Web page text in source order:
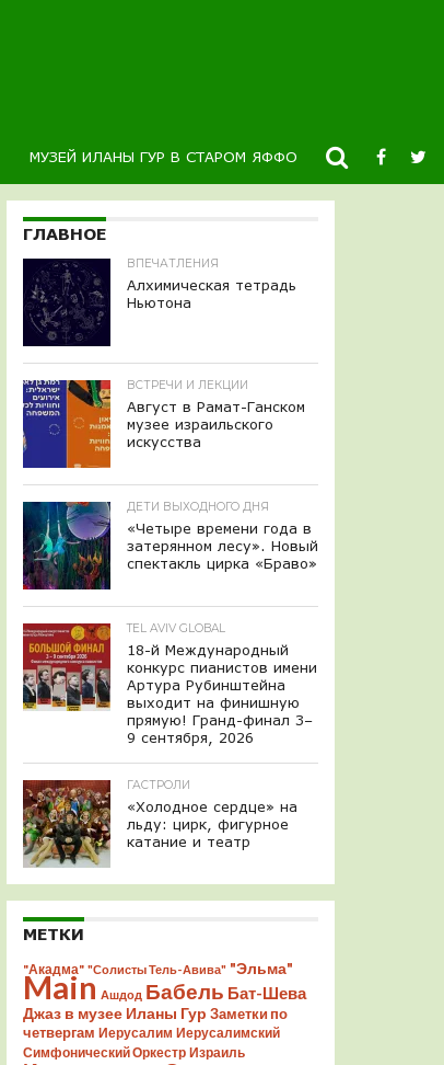
МУЗЕЙ ИЛАНЫ ГУР В СТАРОМ ЯФФО НОВОСТИ
ГЛАВНОЕ
ВПЕЧАТЛЕНИЯ
Алхимическая тетрадь
Ньютона
ВСТРЕЧИ И ЛЕКЦИИ
Август в Рамат-Ганском
музее израильского
искусства
ДЕТИ ВЫХОДНОГО ДНЯ
«Четыре времени года в
затерянном лесу». Новый
спектакль цирка «Браво»
TEL AVIV GLOBAL
18-й Международный
конкурс пианистов имени
Артура Рубинштейна
выходит на финишную
прямую! Гранд-финал 3–
9 сентября, 2026
ГАСТРОЛИ
«Холодное сердце» на
льду: цирк, фигурное
катание и театр
МЕТКИ
"Акадма" "Солисты Тель-Авива" "Эльма"
Main Ашдод Бабель Бат-Шева
Джаз в музее Иланы Гур Заметки по
четвергам Иерусалим Иерусалимский
Симфонический Оркестр Израиль